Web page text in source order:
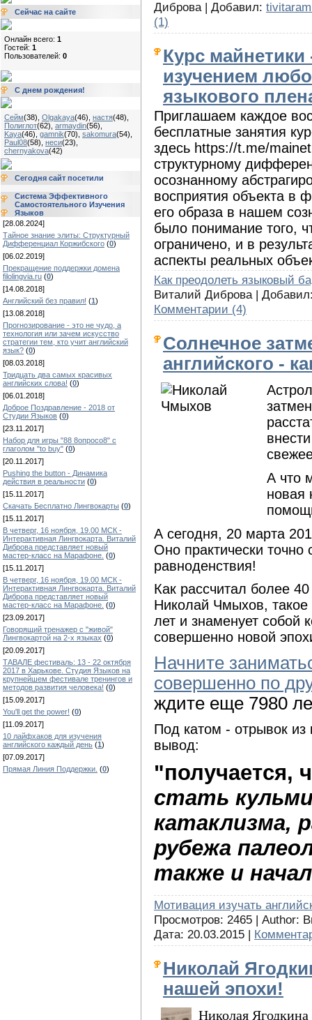
Сейчас на сайте
Онлайн всего: 1
Гостей: 1
Пользователей: 0
С днем рождения!
Сейм(38) Olgakaya(46) настя(48)
Полиглот(62) armaydin(56)
Kaya(46) gamnik(70) sakomura(54)
Paul08(58) неси(23)
chernyakova(42)
Сегодня сайт посетили
Система Эффективного
Самостоятельного Изучения
Языков
[28.08.2024]
Тайное знание элиты: Структурный
Дифференциал Коржибского (0)
[06.02.2019]
Прекращение поддержки домена
filolingvia.ru (0)
[14.08.2018]
Английский без правил! (1)
[13.08.2018]
Прогнозирование - это не чудо, а
технология или зачем искусство
стратегии тем, кто учит английский
язык? (0)
[08.03.2018]
Тридцать два самых красивых
английских слова! (0)
[06.01.2018]
Доброе Поздравление - 2018 от
Студии Языков (0)
[23.11.2017]
Набор для игры "88 8опросо8" с
глаголом "to buy" (0)
[20.11.2017]
Pushing the button - Динамика
действия в реальности (0)
[15.11.2017]
Скачать Бесплатно Лингвокарты (0)
[15.11.2017]
В четверг, 16 ноября, 19.00 МСК -
Интерактивная Лингвокарта. Виталий
Диброва представляет новый
мастер-класс на Марафоне. (0)
[15.11.2017]
В четверг, 16 ноября, 19.00 МСК -
Интерактивная Лингвокарта. Виталий
Диброва представляет новый
мастер-класс на Марафоне. (0)
[23.09.2017]
Говорящий тренажер с "живой"
Лингвокартой на 2-х языках (0)
[20.09.2017]
ТАВАЛЕ фестиваль: 13 - 22 октября
2017 в Харькове. Студия Языков на
крупнейшем фестивале тренингов и
методов развития человека! (0)
[15.09.2017]
You'll get the power! (0)
[11.09.2017]
10 лайфхаков для изучения
английского каждый день (1)
[07.09.2017]
Прямая Линия Поддержки. (0)
Диброва | Добавил:
(1)
Курс майнетики
изучением
языкового
Приглашаем каждое
бесплатные занятия
здесь https://t.me/
структурному
осознанному
восприятия объекта в
его образа в нашем
было понимание того,
ограничено, и в
аспекты реальных
Как преодолеть языковый
Виталий Диброва |
Комментарии (4)
Солнечное
английского -
А что
новая
А сегодня, 20 марта
Оно практически
равноденствия!
Как рассчитал более
Николай Чмыхов,
лет и знаменует собой
совершенно новой
Начните
совершенно по
ждите еще 7980
Под катом - отрывок
вывод:
"получается,
стать
катаклизма,
рубежа
также и
Мотивация изучать
Просмотров: 2465 | Author:
Дата: 20.03.2015 |
Николай
нашей эпохи!
Николая